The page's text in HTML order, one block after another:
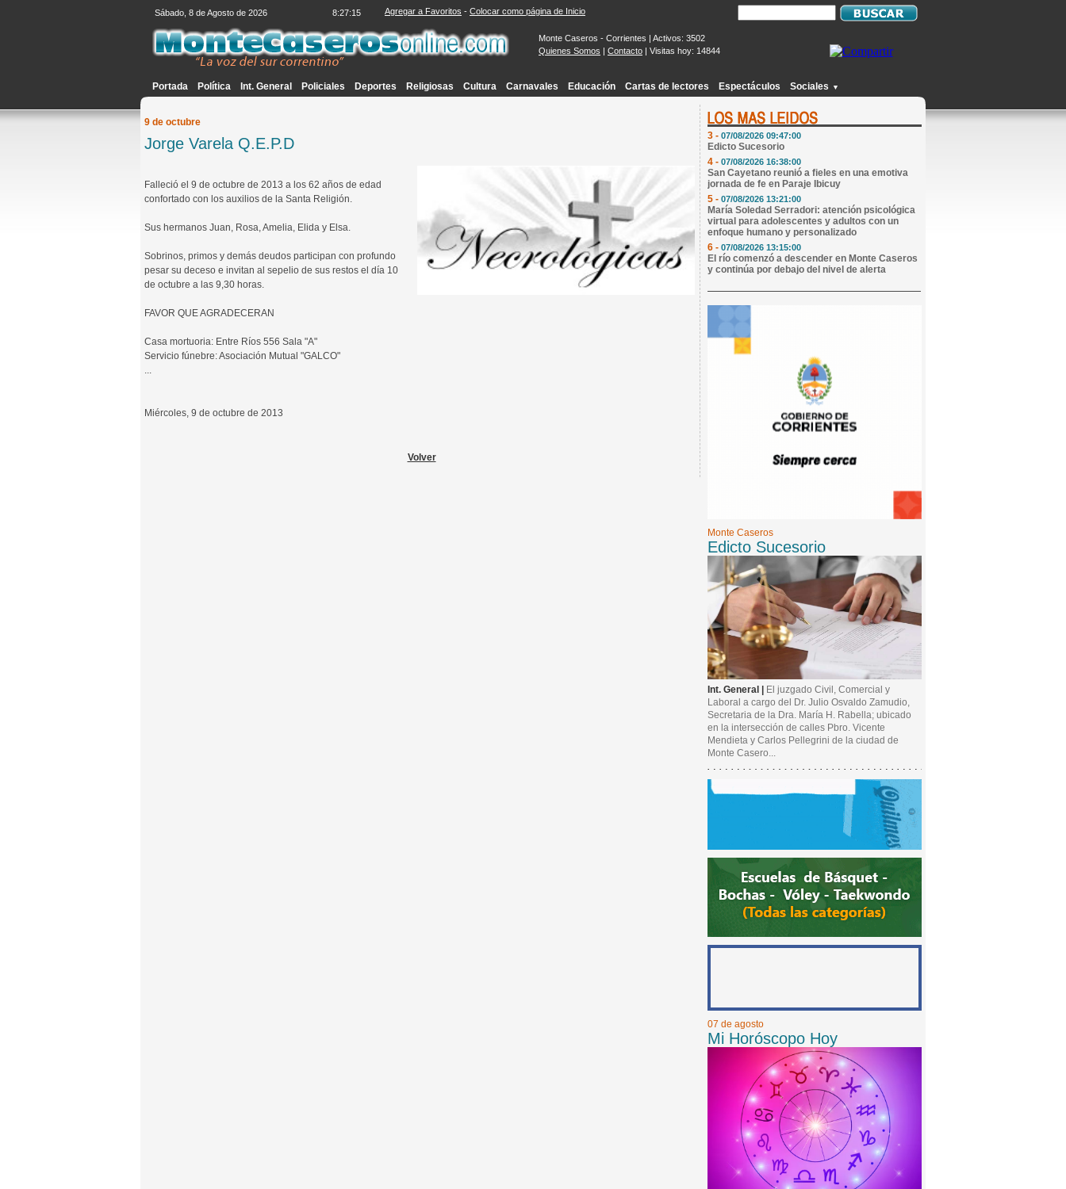
Sábado, 8 de Agosto de 2026 8:27:16 Agregar a Favoritos - Colocar como página de Inicio
Monte Caseros - Corrientes | Activos: 3502
Quienes Somos | Contacto | Visitas hoy: 14844
Portada Política Int. General Policiales Deportes Religiosas Cultura Carnavales Educación Cartas de lectores Espectáculos Sociales ▼
9 de octubre
Jorge Varela Q.E.P.D
Falleció el 9 de octubre de 2013 a los 62 años de edad
confortado con los auxilios de la Santa Religión.
Sus hermanos Juan, Rosa, Amelia, Elida y Elsa.
Sobrinos, primos y demás deudos participan con profundo
pesar su deceso e invitan al sepelio de sus restos el día 10
de octubre a las 9,30 horas.
FAVOR QUE AGRADECERAN
Casa mortuoria: Entre Ríos 556 Sala "A"
Servicio fúnebre: Asociación Mutual "GALCO"
...
Miércoles, 9 de octubre de 2013
Volver
de 9 años pueda crecer en familia
2 -07/08/2026 09:07:00
3 -07/08/2026 09:47:00
Edicto Sucesorio
4 -07/08/2026 16:38:00
San Cayetano reunió a fieles en una emotiva
jornada de fe en Paraje Ibicuy
5 -07/08/2026 13:21:00
María Soledad Serradori: atención psicológica
virtual para adolescentes y adultos con un
enfoque humano y personalizado
6 -07/08/2026 13:15:00
El río comenzó a descender en Monte Caseros
y continúa por debajo del nivel de alerta
Monte Caseros
Edicto Sucesorio
Int. General |
El juzgado Civil, Comercial y
Laboral a cargo del Dr. Julio Osvaldo Zamudio,
Secretaria de la Dra. María H. Rabella; ubicado
en la intersección de calles Pbro. Vicente
Mendieta y Carlos Pellegrini de la ciudad de
Monte Casero...
07 de agosto
Mi Horóscopo Hoy